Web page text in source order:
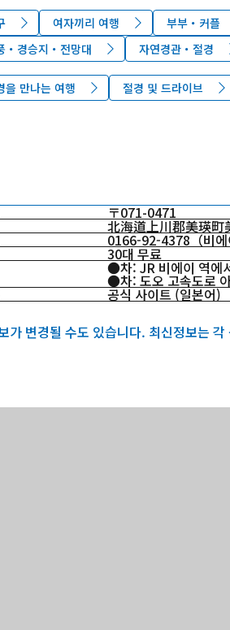
여자끼리 여행 부부・커플
・경승지・전망대
자연경관・절경
을 만나는 여행 절경 및 드라이브
〒071-0471
北海道上川郡美瑛町
0166-92-4378（비에
30대 무료
●차: JR 비에이 역에
●차: 도오 고속도로
공식 사이트 (일본어)
가 변경될 수도 있습니다. 최신정보는